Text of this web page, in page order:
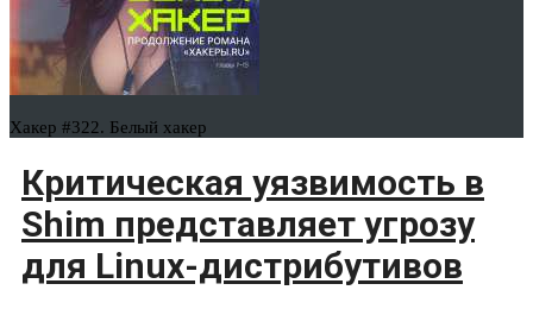
Хакер #322. Белый хакер
Критическая уязвимость в
Shim представляет угрозу
для Linux-дистрибутивов